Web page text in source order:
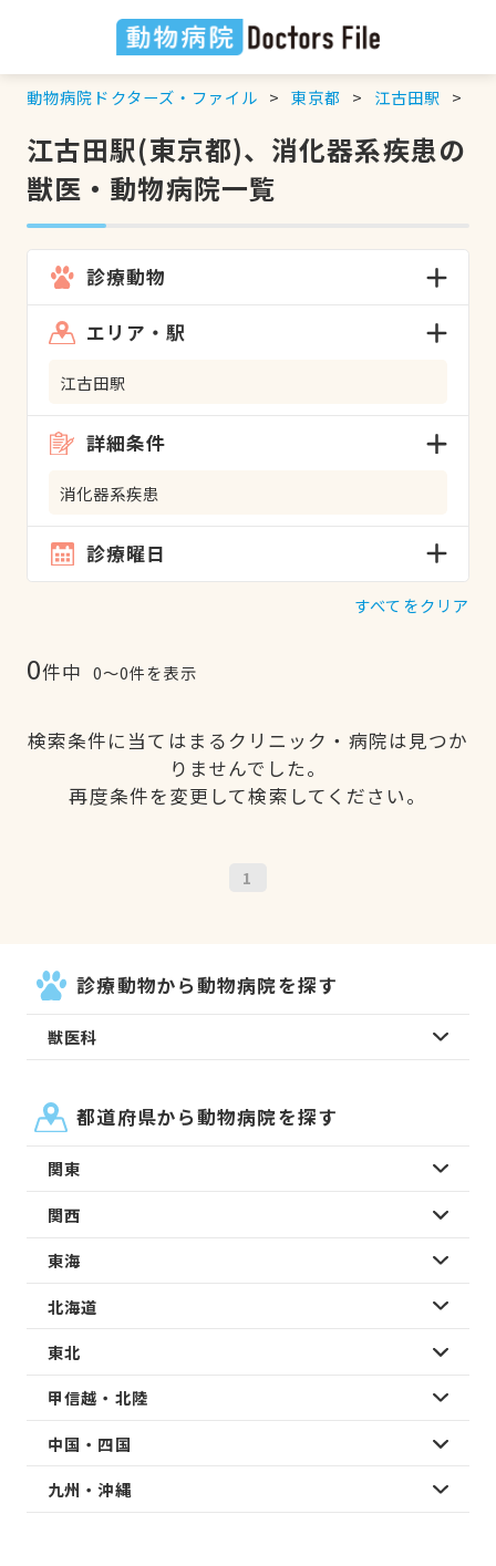
動物病院ドクターズ・ファイル 東京都 江古田駅
江古田駅(東京都)、消化器系疾患の
獣医・動物病院一覧
診療動物
エリア・駅
江古田駅
詳細条件
消化器系疾患
診療曜日
すべてをクリア
0件中 0〜0件を表示
検索条件に当てはまるクリニック・病院は見つか
りませんでした。
再度条件を変更して検索してください。
1
診療動物から動物病院を探す
獣医科
都道府県から動物病院を探す
関東
関西
東海
北海道
東北
甲信越・北陸
中国・四国
九州・沖縄